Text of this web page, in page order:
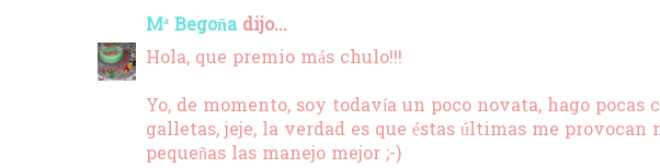
Mª Begoñadijo...
Hola, que premio más chulo!!!
Yo, de momento, soy todavía un poco novata, hago pocas
galletas, jeje, la verdad es que éstas últimas me provocan
pequeñas las manejo mejor ;-)